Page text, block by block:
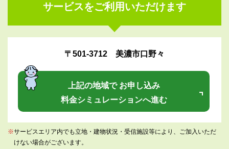
サービスをご利用いただけます
〒501-3712 美濃市口野々
上記の地域で お申し込み
料金シミュレーションへ進む
※サービスエリア内でも立地・建物状況・受信施設等により、ご加入いただ
けない場合がございます。